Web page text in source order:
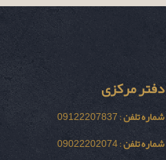
دفتر مرکزی
شماره تلفن: 09122207837
شماره تلفن: 09022202074